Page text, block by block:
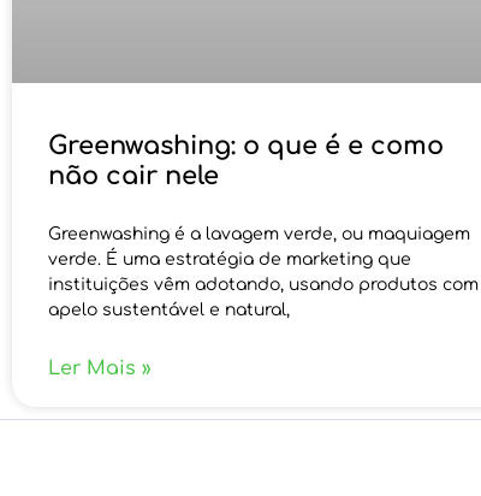
Greenwashing: o que é e como
não cair nele
Greenwashing é a lavagem verde, ou maquiagem
verde. É uma estratégia de marketing que
instituições vêm adotando, usando produtos com
apelo sustentável e natural,
Ler Mais »